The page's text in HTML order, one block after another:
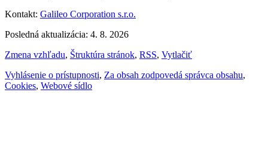
Kontakt: Galileo Corporation s.r.o.
Posledná aktualizácia: 4. 8. 2026
Zmena vzhľadu, Štruktúra stránok, RSS, Vytlačiť
Vyhlásenie o prístupnosti, Za obsah zodpovedá správca obsahu,
Cookies, Webové sídlo